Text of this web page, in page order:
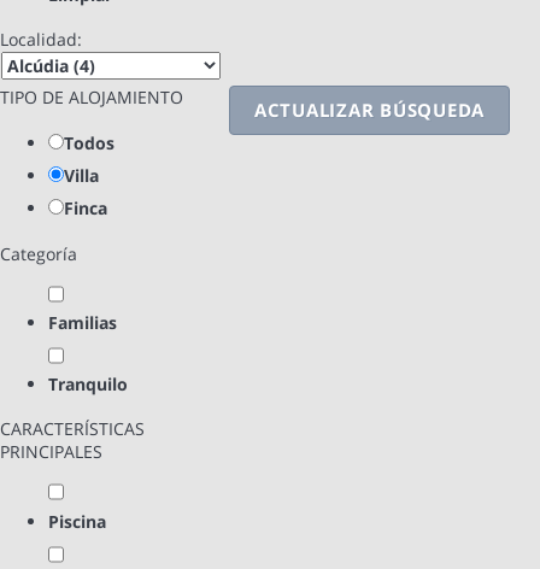
Localidad:
ACTUALIZAR BÚSQUEDA
TIPO DE ALOJAMIENTO
Todos
Villa
Finca
Categoría
Familias
Tranquilo
CARACTERÍSTICAS
PRINCIPALES
Piscina